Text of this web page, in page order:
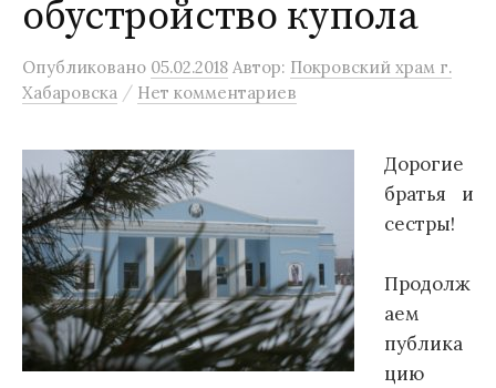
обустройство купола
Опубликовано 05.02.2018 Автор: Покровский храм г.
Хабаровска / Нет комментариев
Дорогие
братья и
сестры!
Продолж
аем
публика
цию